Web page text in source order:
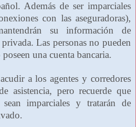
Además de ser imparciales
con las aseguradoras),
su información de
Las personas no pueden
una cuenta bancaria.
a los agentes y corredores
asistencia, pero recuerde que
imparciales y tratarán de